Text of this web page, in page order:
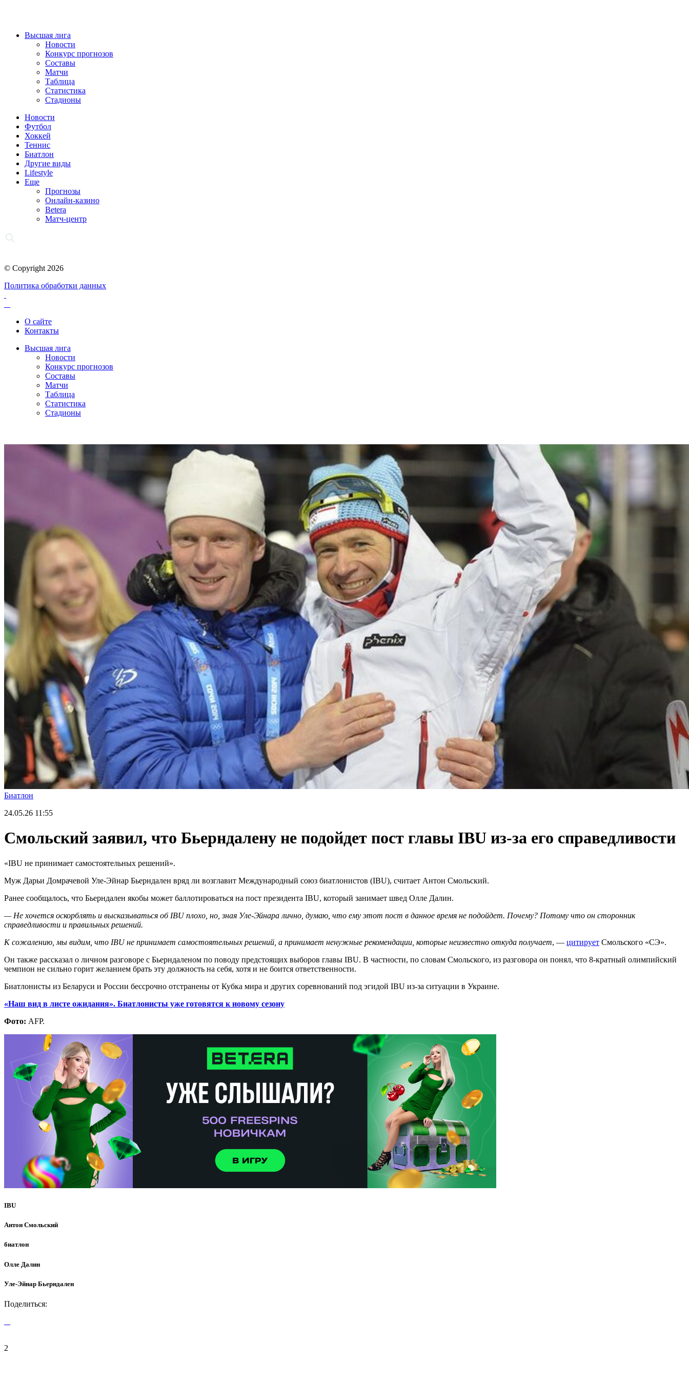
Высшая лига
Новости
Конкурс прогнозов
Составы
Матчи
Таблица
Статистика
Стадионы
Новости
Футбол
Хоккей
Теннис
Биатлон
Другие виды
Lifestyle
Еще
Прогнозы
Онлайн-казино
Betera
Матч-центр
© Copyright 2026
Политика обработки данных
О сайте
Контакты
Высшая лига
Новости
Конкурс прогнозов
Составы
Матчи
Таблица
Статистика
Стадионы
Биатлон
24.05.26 11:55
Смольский заявил, что Бьерндалену не подойдет пост главы IBU из-за его справедливости
«IBU не принимает самостоятельных решений».
Муж Дарьи Домрачевой Уле-Эйнар Бьерндален вряд ли возглавит Международный союз биатлонистов (IBU), считает Антон Смольский.
Ранее сообщалось, что Бьерндален якобы может баллотироваться на пост президента IBU, который занимает швед Олле Далин.
— Не хочется оскорблять и высказываться об IBU плохо, но, зная Уле-Эйнара лично, думаю, что ему этот пост в данное время не подойдет. Почему? Потому что он сторонник
справедливости и правильных решений.
К сожалению, мы видим, что IBUне принимает самостоятельных решений, а принимает ненужные рекомендации, которые неизвестно откуда получает, — цитирует Смольского «СЭ».
Он также рассказал о личном разговоре с Бьерндаленом по поводу предстоящих выборов главы IBU. В частности, по словам Смольского, из разговора он понял, что 8-кратный олимпийский
чемпион не сильно горит желанием брать эту должность на себя, хотя и не боится ответственности.
Биатлонисты из Беларуси и России бессрочно отстранены от Кубка мира и других соревнований под эгидой IBU из-за ситуации в Украине.
«Наш вид в листе ожидания». Биатлонисты уже готовятся к новому сезону
Фото: AFP.
IBU
Антон Смольский
биатлон
Олле Далин
Уле-Эйнар Бьерндален
Поделиться:
2